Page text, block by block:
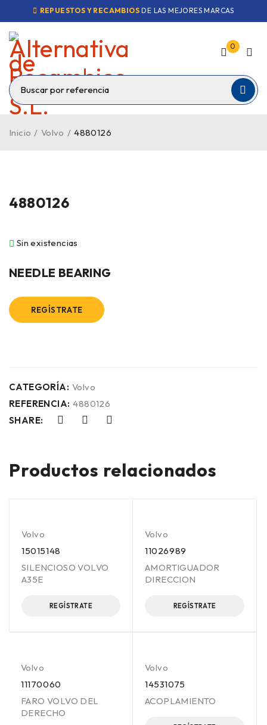
REPUESTOS Y RECAMBIOS DE LAS MEJORES MARCAS
0
Inicio / Volvo / 4880126
4880126
Sin existencias
NEEDLE BEARING
REGÍSTRATE
CATEGORÍA: Volvo
REFERENCIA: 4880126
SHARE:
Productos relacionados
Volvo
15015148
SILENCIOSO VOLVO
A35E
REGÍSTRATE
Volvo
11026989
AMORTIGUADOR
DIRECCION
REGÍSTRATE
Volvo
11170060
FARO VOLVO DEL
DERECHO
Volvo
14531075
ACOPLAMIENTO